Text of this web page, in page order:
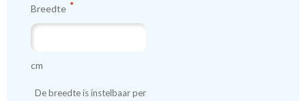
Breedte
cm
De breedte is instelbaar per